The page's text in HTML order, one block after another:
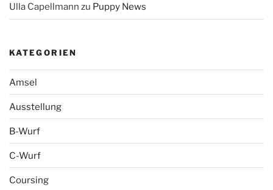
Ulla Capellmann zu Puppy News
KATEGORIEN
Amsel
Ausstellung
B-Wurf
C-Wurf
Coursing